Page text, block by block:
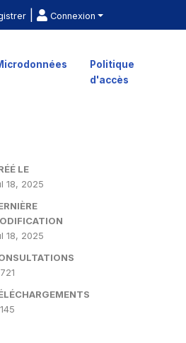
| Connexion
Politique
d'accès
LE
18, 2025
18, 2025